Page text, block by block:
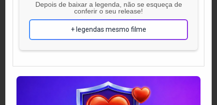
Depois de baixar a legenda, não se esqueça de
conferir o seu release!
+ legendas mesmo filme